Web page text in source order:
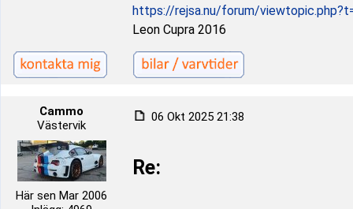
https://rejsa.nu/forum/
Leon Cupra 2016
Cammo
Västervik
Här sen Mar 2006
06 Okt 2025 21:38
Re: